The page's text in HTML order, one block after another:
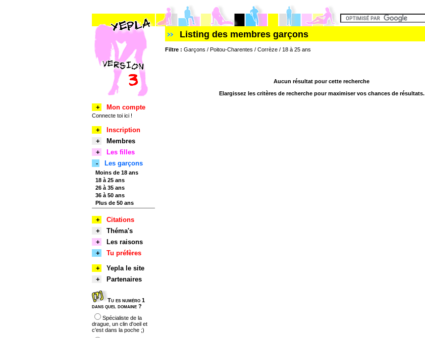
Listing des membres garçons
Filtre : Garçons / Poitou-Charentes / Corrèze / 18 à 25 ans
Aucun résultat pour cette recherche
Elargissez les critères de recherche pour maximiser vos chances de résultats.
+ Mon compte
Connecte toi ici !
+
Inscription
+
Membres
+
Les filles
-
Les garçons
Moins de 18 ans
18 à 25 ans
26 à 35 ans
36 à 50 ans
Plus de 50 ans
+
Citations
+
Théma's
+
Les raisons
+
Tu préfères
+
Yepla le site
+
Partenaires
Tu es numéro 1
dans quel domaine ?
Spécialiste de la
drague, un clin d'oeil et
c'est dans la poche ;)